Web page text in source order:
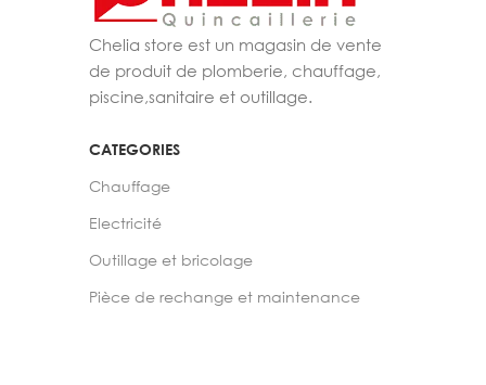
Chelia store est un magasin de vente
de produit de plomberie, chauffage,
piscine,sanitaire et outillage.
CATEGORIES
Chauffage
Electricité
Outillage et bricolage
Pièce de rechange et maintenance